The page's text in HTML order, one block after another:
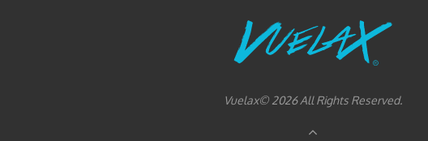
Vuelax© 2026 All Rights Reserved.